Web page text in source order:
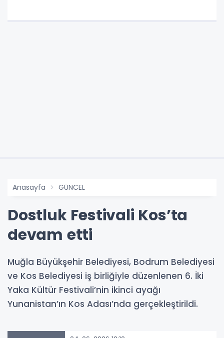
Anasayfa GÜNCEL
Dostluk Festivali Kos’ta
devam etti
Muğla Büyükşehir Belediyesi, Bodrum Belediyesi
ve Kos Belediyesi iş birliğiyle düzenlenen 6. İki
Yaka Kültür Festivali’nin ikinci ayağı
Yunanistan’ın Kos Adası’nda gerçekleştirildi.